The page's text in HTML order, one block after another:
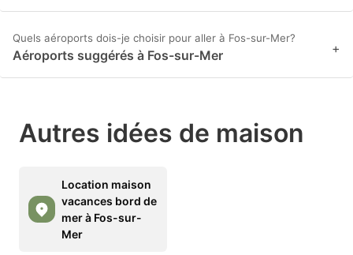
Quels aéroports dois-je choisir pour aller à Fos-sur-Mer?
Aéroports suggérés à Fos-sur-Mer +
Autres idées de maison
Location maison
vacances bord de
mer à Fos-sur-
Mer